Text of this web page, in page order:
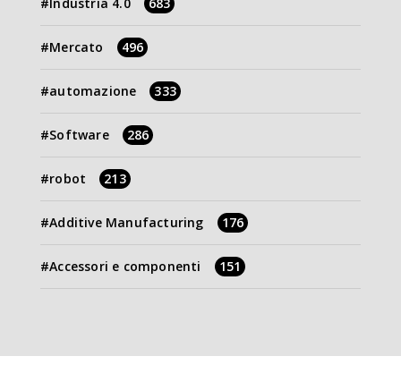
Mercato 496
automazione 333
Software 286
robot 213
Additive Manufacturing 176
Accessori e componenti 151